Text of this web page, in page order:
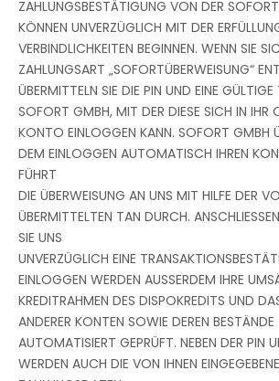
ZAHLUNGSBESTÄTIGUNG VON DER
KÖNNEN UNVERZÜGLICH MIT DER
VERBINDLICHKEITEN BEGINNEN. WENN SIE
ZAHLUNGSART „SOFORTÜBERWEISUNG“
ÜBERMITTELN SIE DIE PIN UND EINE
SOFORT GMBH, MIT DER DIESE SICH IN IHR
KONTO EINLOGGEN KANN. SOFORT GMBH
DEM EINLOGGEN AUTOMATISCH IHREN
FÜHRT
DIE ÜBERWEISUNG AN UNS MIT HILFE DER
ÜBERMITTELTEN TAN DURCH.
SIE UNS
UNVERZÜGLICH EINE
EINLOGGEN WERDEN AUSSERDEM IHRE
KREDITRAHMEN DES DISPOKREDITS UND
ANDERER KONTEN SOWIE DEREN BESTÄNDE
AUTOMATISIERT GEPRÜFT. NEBEN DER PIN
WERDEN AUCH DIE VON IHNEN